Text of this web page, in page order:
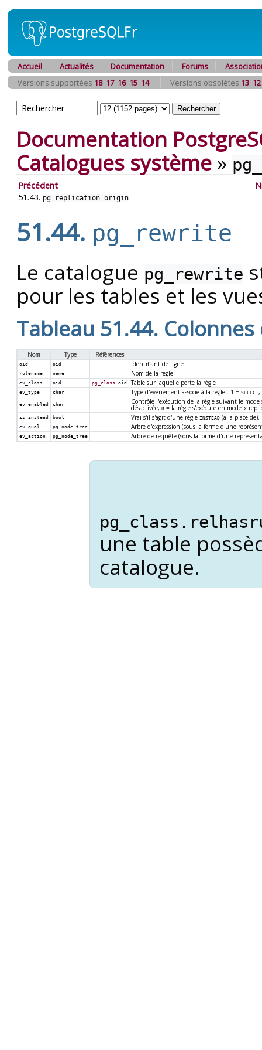
Accueil Actualités Documentation Forums
Versions supportées 18 17 16 15 14 Versions obsolètes 13 12
Documentation
Catalogues système »
Précédent
51.43. pg_replication_origin
51.44. pg_rewrite
Le catalogue pg_rewrite
pour les tables et les
Tableau 51.44.
Nom Type Références
oid oid Identifiant de ligne
rulename name Nom de la règle
ev_class oid pg_class .oid Table sur laquelle porte la règle
ev_type char Type d'événement associé à la règle : 1 = SELECT,
ev_enabled char Contrôle l'exécution de la règle suivant le mode
désactivée, R= la règle s'exécute en mode «
is_instead bool Vrai s'il s'agit d'une règle INSTEAD(à la place de).
ev_qual pg_node_tree Arbre d'expression (sous la forme d'une
ev_action pg_node_tree Arbre de requête (sous la forme d'une
une table
catalogue.